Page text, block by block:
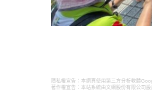
隱私權宣告：本網頁使用第三方分析軟體
著作權宣告：本站系統由文網股份有限公司設